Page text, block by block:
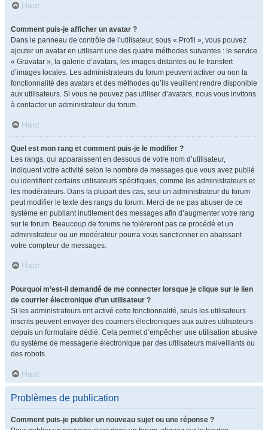
Haut
Comment puis-je afficher un avatar ?
Dans le panneau de contrôle de l’utilisateur, sous « Profil », vous pouvez
ajouter un avatar en utilisant une des quatre méthodes suivantes : le service
« Gravatar », la galerie d’avatars, les images distantes ou le transfert
d’images locales. Les administrateurs du forum peuvent activer ou non la
fonctionnalité des avatars et des méthodes qu’ils veuillent rendre disponible
aux utilisateurs. Si vous ne pouvez pas utiliser d’avatars, nous vous invitons
à contacter un administrateur du forum.
Haut
Quel est mon rang et comment puis-je le modifier ?
Les rangs, qui apparaissent en dessous de votre nom d’utilisateur,
indiquent votre activité selon le nombre de messages que vous avez publié
ou identifient certains utilisateurs spécifiques, comme les administrateurs et
les modérateurs. Dans la plupart des cas, seul un administrateur du forum
peut modifier le texte des rangs du forum. Merci de ne pas abuser de ce
système en publiant inutilement des messages afin d’augmenter votre rang
sur le forum. Beaucoup de forums ne toléreront pas ce procédé et un
administrateur ou un modérateur pourra vous sanctionner en abaissant
votre compteur de messages.
Haut
Pourquoi m’est-il demandé de me connecter lorsque je clique sur le lien
de courrier électronique d’un utilisateur ?
Si les administrateurs ont activé cette fonctionnalité, seuls les utilisateurs
inscrits peuvent envoyer des courriers électroniques aux autres utilisateurs
depuis un formulaire dédié. Cela permet d’empêcher une utilisation abusive
du système de messagerie électronique par des utilisateurs malveillants ou
des robots.
Haut
Problèmes de publication
Comment puis-je publier un nouveau sujet ou une réponse ?